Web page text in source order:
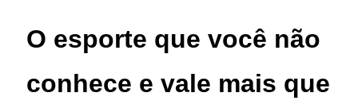
O esporte que você não
conhece e vale mais que